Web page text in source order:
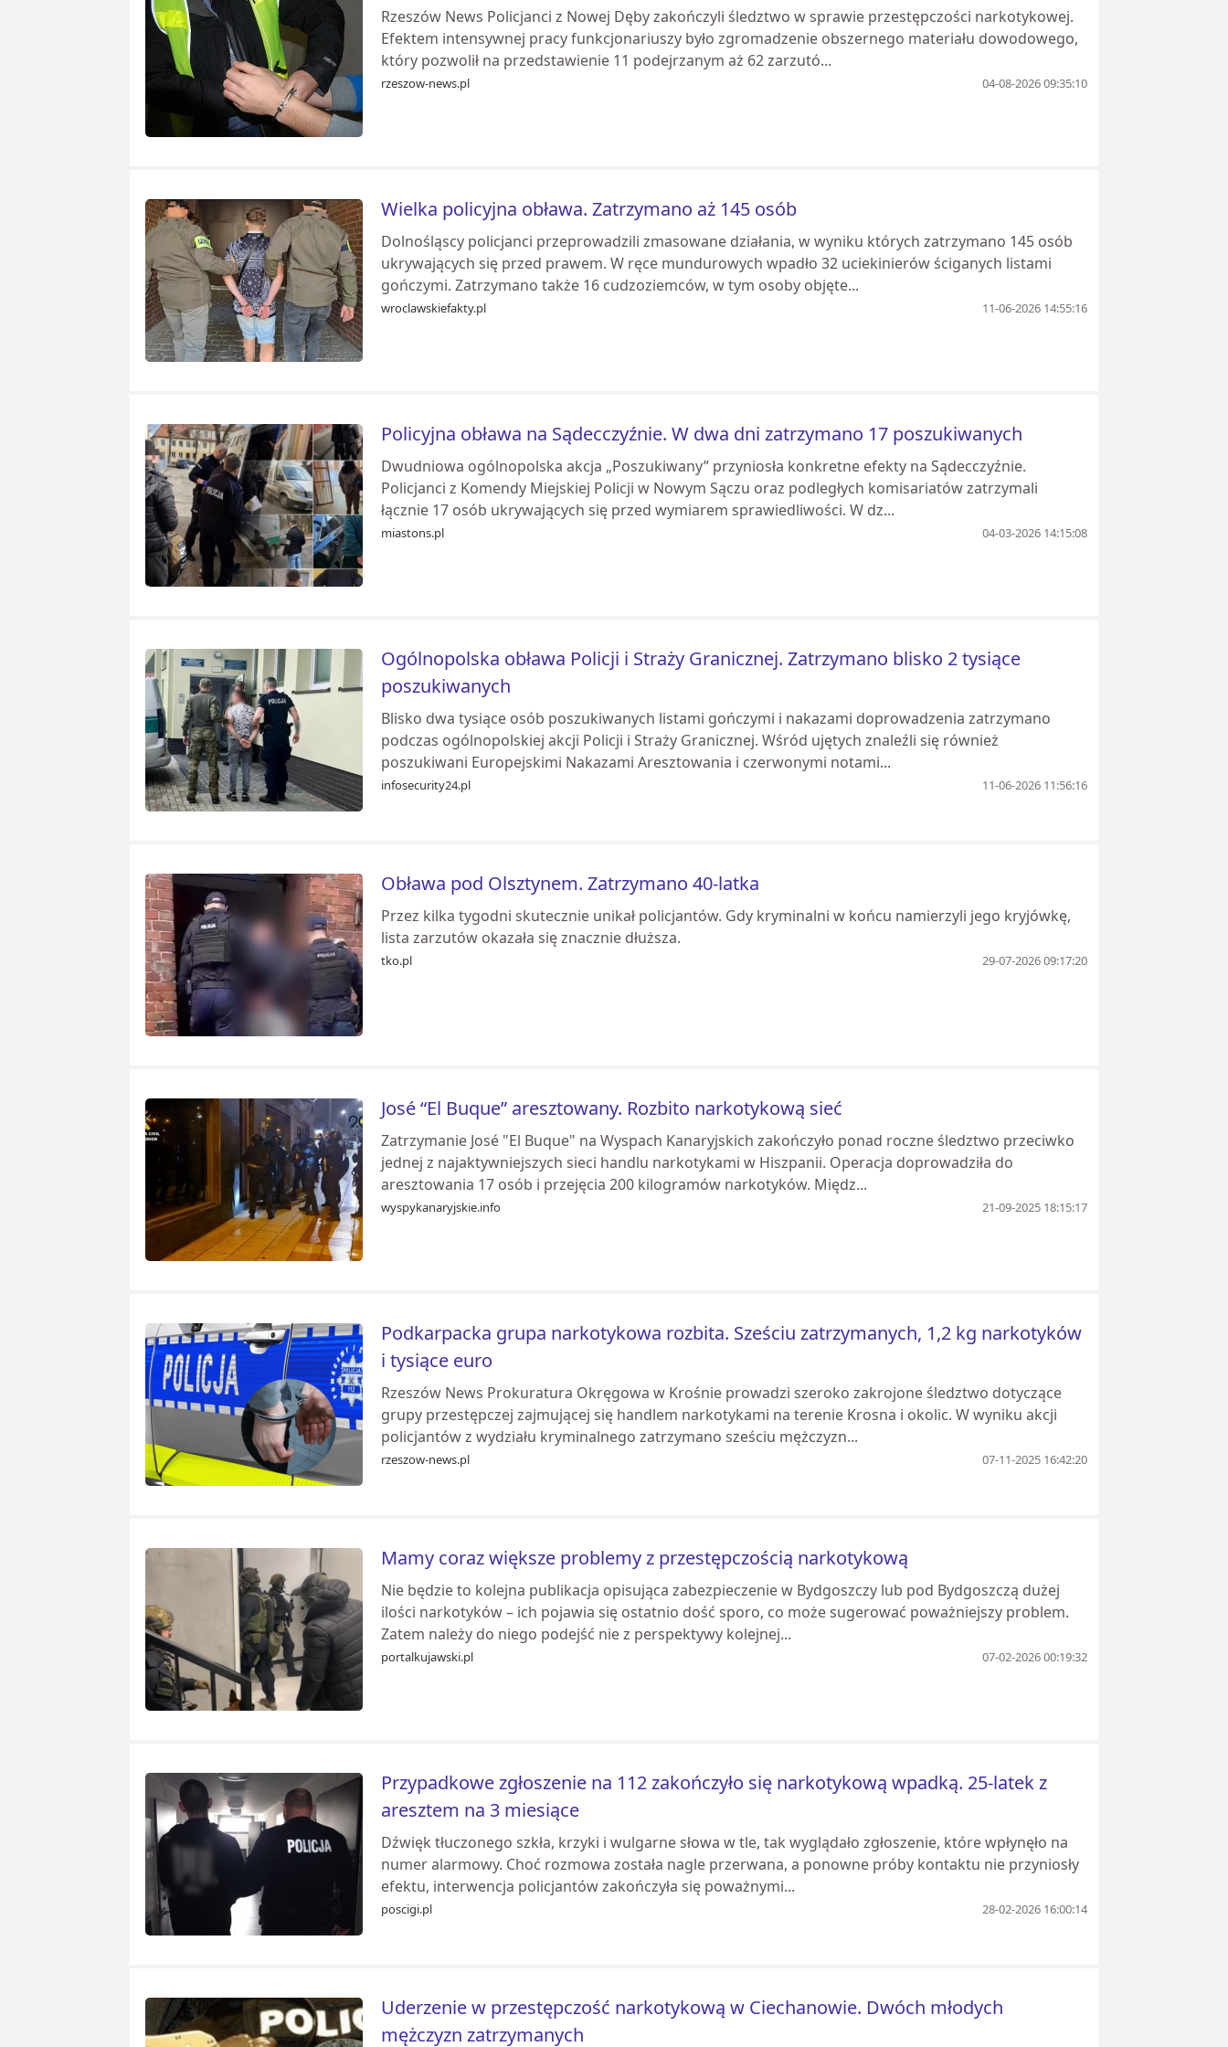
Rzeszów News Policjanci z Nowej Dęby zakończyli śledztwo w sprawie przestępczości narkotykowej.
Efektem intensywnej pracy funkcjonariuszy było zgromadzenie obszernego materiału dowodowego,
który pozwolił na przedstawienie 11 podejrzanym aż 62 zarzutó...
rzeszow-news.pl 04-08-2026 09:35:10
Wielka policyjna obława. Zatrzymano aż 145 osób
Dolnośląscy policjanci przeprowadzili zmasowane działania, w wyniku których zatrzymano 145 osób
ukrywających się przed prawem. W ręce mundurowych wpadło 32 uciekinierów ściganych listami
gończymi. Zatrzymano także 16 cudzoziemców, w tym osoby objęte...
wroclawskiefakty.pl 11-06-2026 14:55:16
Policyjna obława na Sądecczyźnie. W dwa dni zatrzymano 17 poszukiwanych
Dwudniowa ogólnopolska akcja „Poszukiwany” przyniosła konkretne efekty na Sądecczyźnie.
Policjanci z Komendy Miejskiej Policji w Nowym Sączu oraz podległych komisariatów zatrzymali
łącznie 17 osób ukrywających się przed wymiarem sprawiedliwości. W dz...
miastons.pl 04-03-2026 14:15:08
Ogólnopolska obława Policji i Straży Granicznej. Zatrzymano blisko 2 tysiące
poszukiwanych
Blisko dwa tysiące osób poszukiwanych listami gończymi i nakazami doprowadzenia zatrzymano
podczas ogólnopolskiej akcji Policji i Straży Granicznej. Wśród ujętych znaleźli się również
poszukiwani Europejskimi Nakazami Aresztowania i czerwonymi notami...
infosecurity24.pl 11-06-2026 11:56:16
Obława pod Olsztynem. Zatrzymano 40-latka
Przez kilka tygodni skutecznie unikał policjantów. Gdy kryminalni w końcu namierzyli jego kryjówkę,
lista zarzutów okazała się znacznie dłuższa.
tko.pl 29-07-2026 09:17:20
José “El Buque” aresztowany. Rozbito narkotykową sieć
Zatrzymanie José "El Buque" na Wyspach Kanaryjskich zakończyło ponad roczne śledztwo przeciwko
jednej z najaktywniejszych sieci handlu narkotykami w Hiszpanii. Operacja doprowadziła do
aresztowania 17 osób i przejęcia 200 kilogramów narkotyków. Międz...
wyspykanaryjskie.info 21-09-2025 18:15:17
Podkarpacka grupa narkotykowa rozbita. Sześciu zatrzymanych, 1,2 kg narkotyków
i tysiące euro
Rzeszów News Prokuratura Okręgowa w Krośnie prowadzi szeroko zakrojone śledztwo dotyczące
grupy przestępczej zajmującej się handlem narkotykami na terenie Krosna i okolic. W wyniku akcji
policjantów z wydziału kryminalnego zatrzymano sześciu mężczyzn...
rzeszow-news.pl 07-11-2025 16:42:20
Mamy coraz większe problemy z przestępczością narkotykową
Nie będzie to kolejna publikacja opisująca zabezpieczenie w Bydgoszczy lub pod Bydgoszczą dużej
ilości narkotyków – ich pojawia się ostatnio dość sporo, co może sugerować poważniejszy problem.
Zatem należy do niego podejść nie z perspektywy kolejnej...
portalkujawski.pl 07-02-2026 00:19:32
Przypadkowe zgłoszenie na 112 zakończyło się narkotykową wpadką. 25-latek z
aresztem na 3 miesiące
Dźwięk tłuczonego szkła, krzyki i wulgarne słowa w tle, tak wyglądało zgłoszenie, które wpłynęło na
numer alarmowy. Choć rozmowa została nagle przerwana, a ponowne próby kontaktu nie przyniosły
efektu, interwencja policjantów zakończyła się poważnymi...
poscigi.pl 28-02-2026 16:00:14
Uderzenie w przestępczość narkotykową w Ciechanowie. Dwóch młodych
mężczyzn zatrzymanych